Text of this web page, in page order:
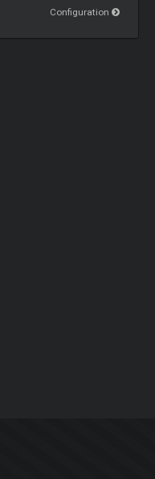
Configuration